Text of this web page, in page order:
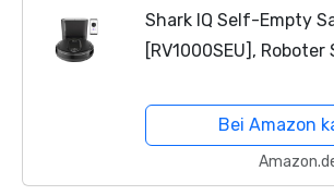
Shark IQ Self-Empty
[RV1000SEU],
Absaugstation, Anti-
Technologie, Teppiche
Bei Amazon